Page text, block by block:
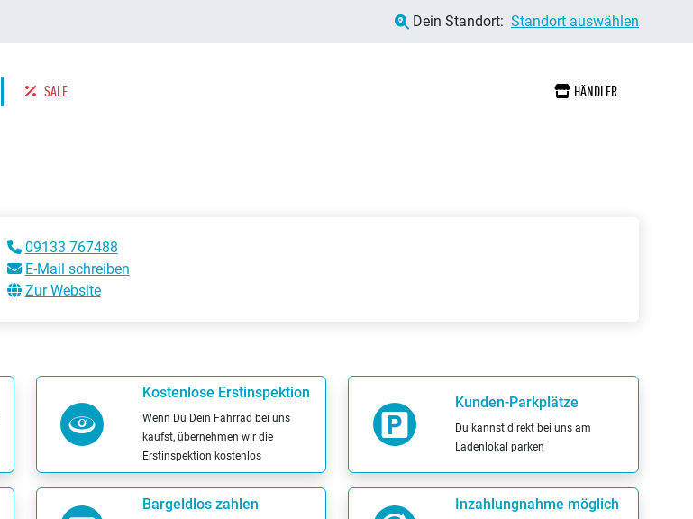
Dein Standort: Standort auswählen
SALE HÄNDLER
09133 767488
E-Mail schreiben
Zur Website
Kostenlose Erstinspektion
Wenn Du Dein Fahrrad bei uns
kaufst, übernehmen wir die
Erstinspektion kostenlos
Kunden-Parkplätze
Du kannst direkt bei uns am
Ladenlokal parken
Bargeldlos zahlen Inzahlungnahme möglich